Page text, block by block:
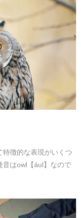
徴的な表現がいくつ
音はowl【ául】なので